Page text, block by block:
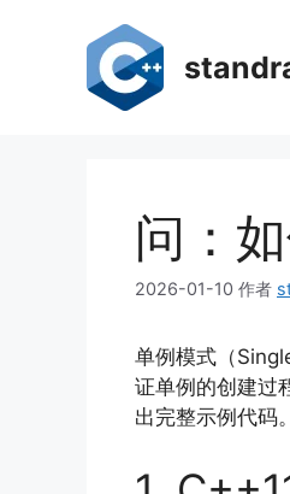
问：
2026-01-10 作者
单例模式（
证单例的创建过
出完整示例代码。